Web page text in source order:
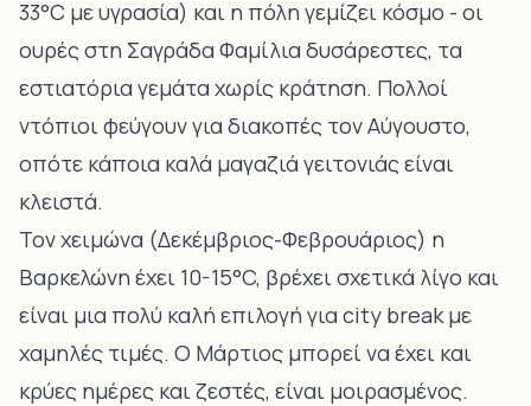
33°C με υγρασία) και η πόλη γεμίζει κόσμο - οι
ουρές στη Σαγράδα Φαμίλια δυσάρεστες, τα
εστιατόρια γεμάτα χωρίς κράτηση. Πολλοί
ντόπιοι φεύγουν για διακοπές τον Αύγουστο,
οπότε κάποια καλά μαγαζιά γειτονιάς είναι
κλειστά.
Τον χειμώνα (Δεκέμβριος-Φεβρουάριος) η
Βαρκελώνη έχει 10-15°C, βρέχει σχετικά λίγο και
είναι μια πολύ καλή επιλογή για city break με
χαμηλές τιμές. Ο Μάρτιος μπορεί να έχει και
κρύες ημέρες και ζεστές, είναι μοιρασμένος.